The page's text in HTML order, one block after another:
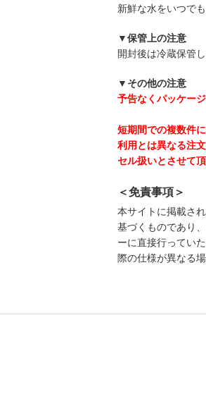
新鮮な水をいつで
▼保管上の注意
開封後は冷蔵保管
▼その他の注意
予告なくパッケー
短期間での複数件
利用とは異なる注
セル扱いとさせて頂
＜免責事項＞
本サイトに掲載さ
基づくものであり
ーに直接行ってい
際の仕様が異なる